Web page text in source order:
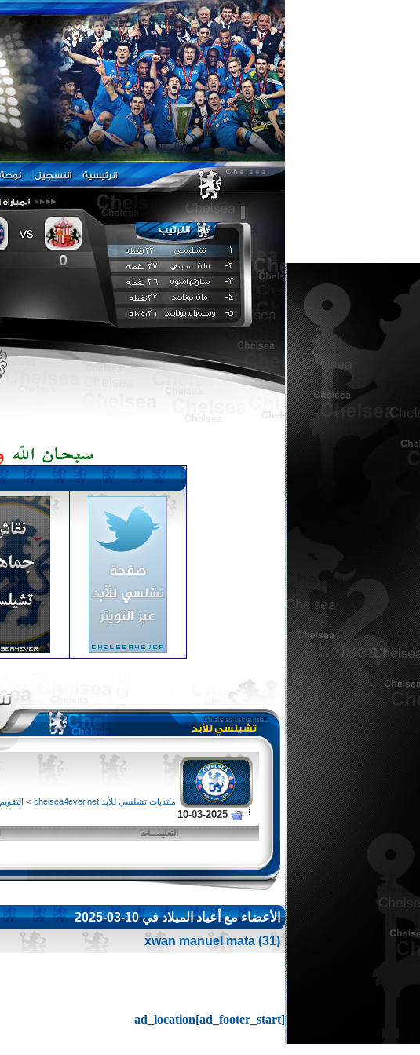
منتديات تشلسي للأبد chelsea4ever.net > التقويم
10-03-2025
التعليمـــات
الأعضاء مع أعياد الميلاد في 10-03-2025
xwan manuel mata (31)
ad_location[ad_footer_start]